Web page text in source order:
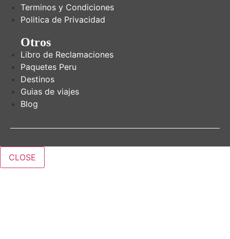
Terminos y Condiciones
Politica de Privacidad
Otros
Libro de Reclamaciones
Paquetes Peru
Destinos
Guias de viajes
Blog
CLOSE